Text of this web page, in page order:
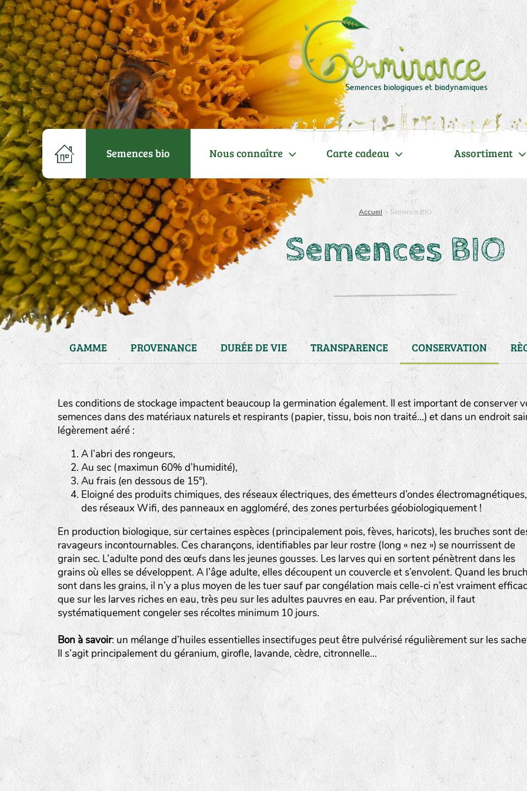
Semences bio Nous connaître Carte cadeau Assortiment
Accueil > Semence BIO
Semences BIO
GAMME PROVENANCE DURÉE DE VIE TRANSPARENCE CONSERVATION
LA RÉFÉRENCE :FBEL20BPA1A (en haut à gauche)
F : Fleurs.
Les autres catégories étant :
E: Engrais vert
L: Légumes
A: Aromatiques
BEL : Code de la variété
(Ici Belle de nuit)
20 : Année de récolte(ici 2020)
BPA : Initiales du producteur ou du fournisseur de la
semence.
1 : Numéro d’ordre du lot
A : Sans calibre.
: Gros
: Moyen calibre
P : Petit calibre
Les conditions de stockage impactent beaucoup la germination également. Il est important de conserver
semences dans des matériaux naturels et respirants (papier, tissu, bois non traité...) et dans un endroit
légèrement aéré :
A l’abri des rongeurs,
Au sec (maximun 60% d’humidité),
Au frais (en dessous de 15°).
Eloigné des produits chimiques, des réseaux électriques, des émetteurs d’ondes électromagnétiques,
des réseaux Wifi, des panneaux en aggloméré, des zones perturbées géobiologiquement !
En production biologique, sur certaines espèces (principalement pois, fèves, haricots), les bruches sont
ravageurs incontournables. Ces charançons, identifiables par leur rostre (long « nez ») se nourrissent de
grain sec. L’adulte pond des œufs dans les jeunes gousses. Les larves qui en sortent pénètrent dans les
grains où elles se développent. A l’âge adulte, elles découpent un couvercle et s’envolent. Quand les
sont dans les grains, il n’y a plus moyen de les tuer sauf par congélation mais celle-ci n’est vraiment
que sur les larves riches en eau, très peu sur les adultes pauvres en eau. Par prévention, il faut
systématiquement congeler ses récoltes minimum 10 jours.
Bon à savoir: un mélange d’huiles essentielles insectifuges peut être pulvérisé régulièrement sur les
Il s’agit principalement du géranium, girofle, lavande, cèdre, citronnelle...
haies
zone sauvage
mare
tas de compost
fleurs
animaux domestiques
animaux sauvages
biodiversité cultivée